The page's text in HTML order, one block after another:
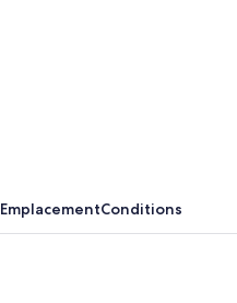
EmplacementConditions